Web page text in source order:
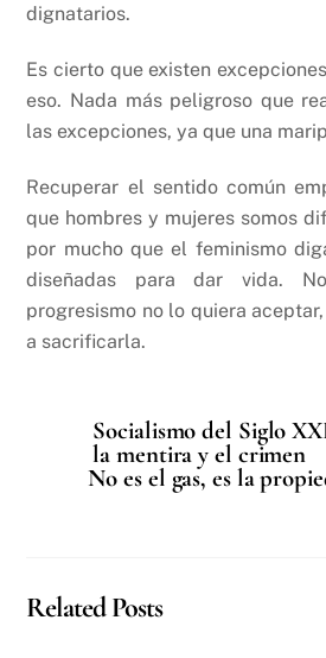
dignatarios.
Es cierto que existen
eso. Nada más peligroso que
las excepciones, ya que una
Recuperar el sentido común
que hombres y mujeres somos
por mucho que el feminismo
diseñadas para dar vida.
progresismo no lo quiera
a sacrificarla.
Socialismo del Siglo
la mentira y el crimen
No es el gas, es la
Related Posts